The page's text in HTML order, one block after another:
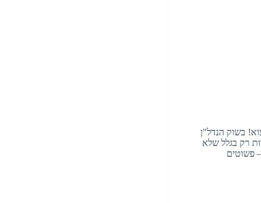
בשוק הנדל"ן
רק בגלל שלא
פשוטים